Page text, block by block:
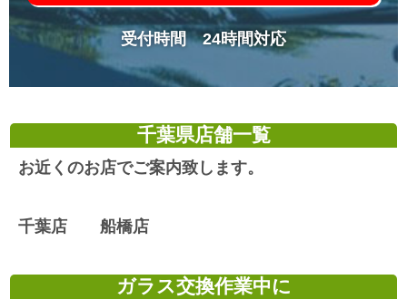
受付時間 24時間対応
千葉県店舗一覧
お近くのお店でご案内致します。
千葉店 船橋店
ガラス交換作業中に